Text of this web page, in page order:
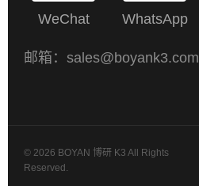
WeChat WhatsApp
邮箱：sales@boyank3.com
© 2026 BOYAN 博研 K3 All Rights
Reserved.